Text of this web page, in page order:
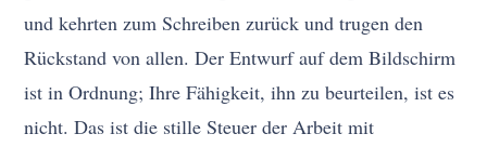
und kehrten zum Schreiben zurück und trugen den
Rückstand von allen. Der Entwurf auf dem Bildschirm
ist in Ordnung; Ihre Fähigkeit, ihn zu beurteilen, ist es
nicht. Das ist die stille Steuer der Arbeit mit